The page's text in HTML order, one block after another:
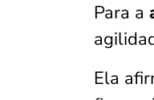
Para a
Ela